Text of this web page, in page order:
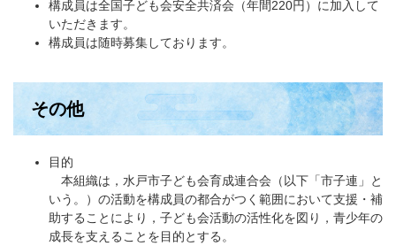
構成員は全国子ども会安全共済会（年間220円）に加入して
いただきます。
構成員は随時募集しております。
その他
目的
本組織は，水戸市子ども会育成連合会（以下「市子連」と
いう。）の活動を構成員の都合がつく範囲において支援・補
助することにより，子ども会活動の活性化を図り，青少年の
成長を支えることを目的とする。